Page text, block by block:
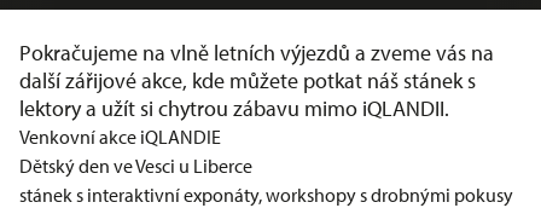
Pokračujeme na vlně letních výjezdů a zveme vás na
další zářijové akce, kde můžete potkat náš stánek s
lektory a užít si chytrou zábavu mimo iQLANDII.
Venkovní akce iQLANDIE
Dětský den ve Vesci u Liberce
stánek s interaktivní exponáty, workshopy s drobnými pokusy